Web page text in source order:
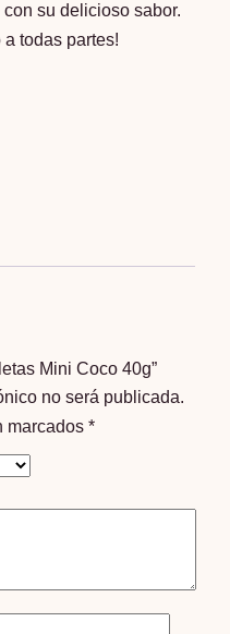
su delicioso sabor.
a todas partes!
Mini Coco 40g”
no será publicada.
marcados*